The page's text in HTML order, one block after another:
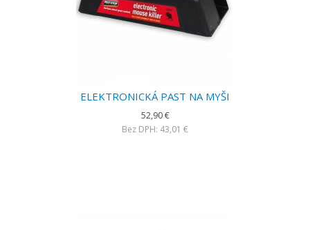
ELEKTRONICKÁ PAST NA MYŠI
52,90 €
Bez DPH: 43,01 €